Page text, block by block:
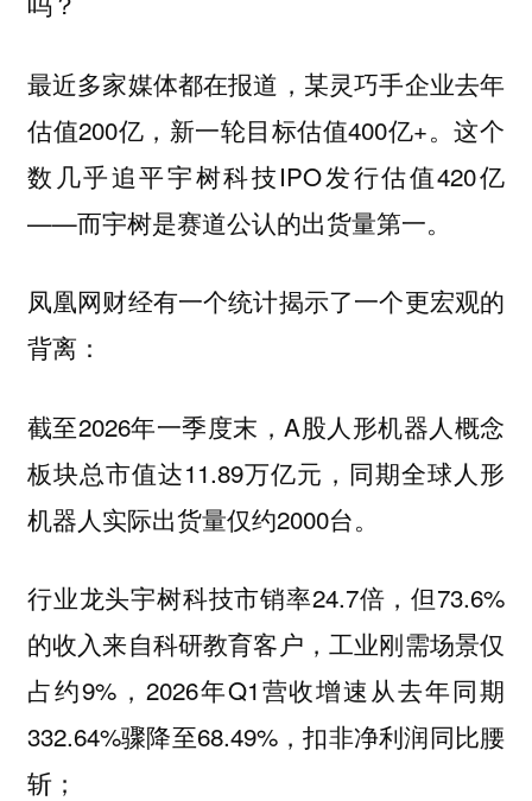
最近多家媒体都在报道，某灵巧手企业去年
估值200亿，新一轮目标估值400亿+。这个
数几乎追平宇树科技IPO发行估值420亿
——而宇树是赛道公认的出货量第一。
凤凰网财经有一个统计揭示了一个更宏观的
背离：
截至2026年一季度末，A股人形机器人概念
板块总市值达11.89万亿元，同期全球人形
机器人实际出货量仅约2000台。
行业龙头宇树科技市销率24.7倍，但73.6%
的收入来自科研教育客户，工业刚需场景仅
占约9%，2026年Q1营收增速从去年同期
332.64%骤降至68.49%，扣非净利润同比腰
斩；